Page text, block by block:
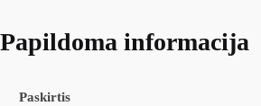
Papildoma informacija
Paskirtis